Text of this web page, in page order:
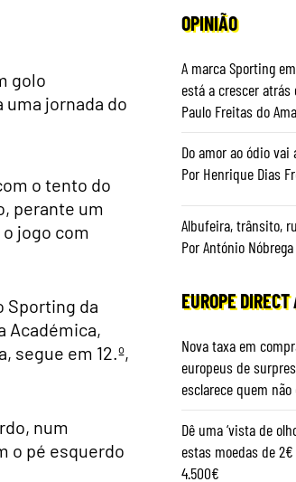
golo
jornada do
o tento do
perante um
jogo com
Sporting da
Académica,
segue em 12.º,
num
o pé esquerdo
OPINIÃO
A marca Sporting
está a crescer atrás
Paulo Freitas do
Do amor ao ódio
Por Henrique Dias
Albufeira, trânsito,
Por António Nóbrega
EUROPE
Nova taxa em
europeus de
esclarece quem não
Dê uma ‘vista de
estas moedas de
4.500€